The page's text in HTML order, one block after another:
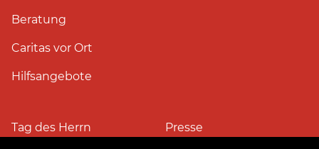
Beratung
Caritas vor Ort
Hilfsangebote
Tag des Herrn Presse